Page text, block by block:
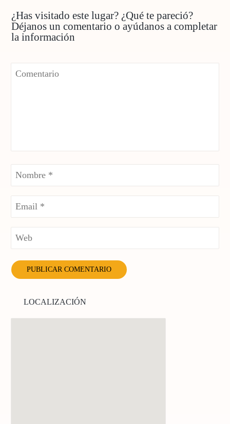
¿Has visitado este lugar? ¿Qué te pareció?
Déjanos un comentario o ayúdanos a completar
la información
LOCALIZACIÓN